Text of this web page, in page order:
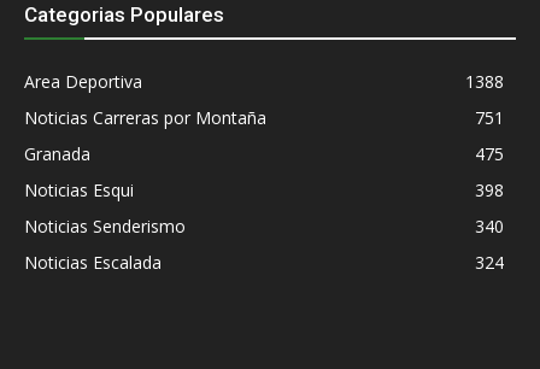
Categorias Populares
Area Deportiva
1388
Noticias Carreras por Montaña
751
Granada
475
Noticias Esqui
398
Noticias Senderismo
340
Noticias Escalada
324